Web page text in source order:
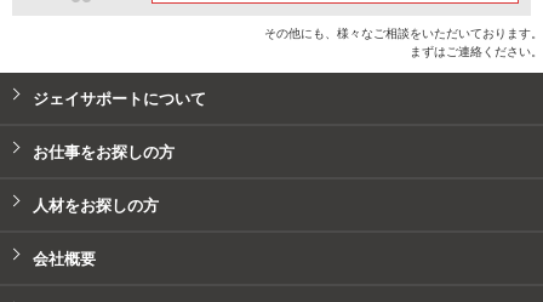
その他にも、様々なご相談をいただいております。
まずはご連絡ください。
ジェイサポートについて
お仕事をお探しの方
人材をお探しの方
会社概要